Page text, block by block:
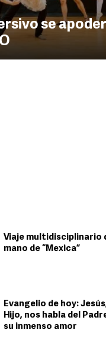
se
Viaje multidisciplinario
mano de “Mexica”
Evangelio de hoy:
Hijo, nos habla del
su inmenso amor